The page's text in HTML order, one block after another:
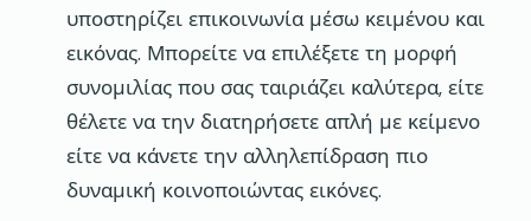
υποστηρίζει επικοινωνία μέσω κειμένου και
εικόνας. Μπορείτε να επιλέξετε τη μορφή
συνομιλίας που σας ταιριάζει καλύτερα, είτε
θέλετε να την διατηρήσετε απλή με κείμενο
είτε να κάνετε την αλληλεπίδραση πιο
δυναμική κοινοποιώντας εικόνες.